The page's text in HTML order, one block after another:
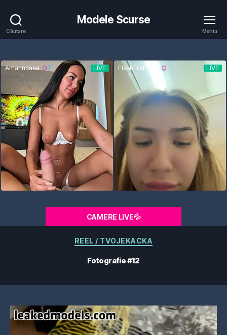
Căutare
Modele Scurse
Meniu
CAMERE LIVE💦
Categorii
REEL / TVOJEKACKA
Fotografie #12